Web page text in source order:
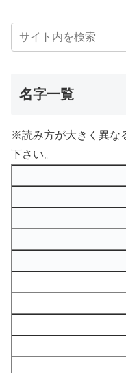
名字一覧
※読み方が大きく異な
下さい。